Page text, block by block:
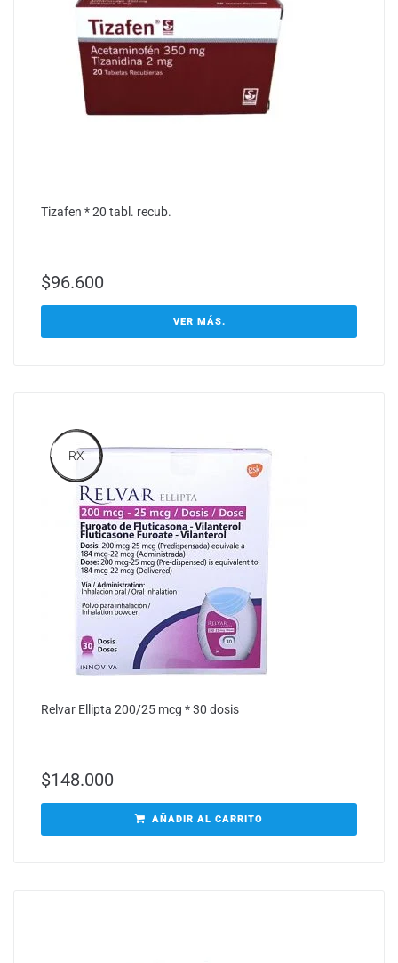
Tizafen * 20 tabl. recub.
$96.600
VER MÁS.
RX
Relvar Ellipta 200/25 mcg * 30 dosis
$148.000
AÑADIR AL CARRITO